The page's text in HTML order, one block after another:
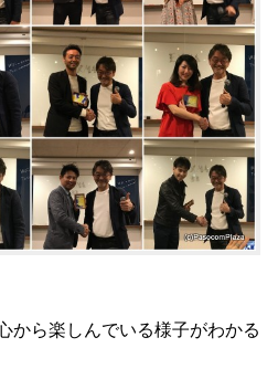
から楽しんでいる様子がわかる